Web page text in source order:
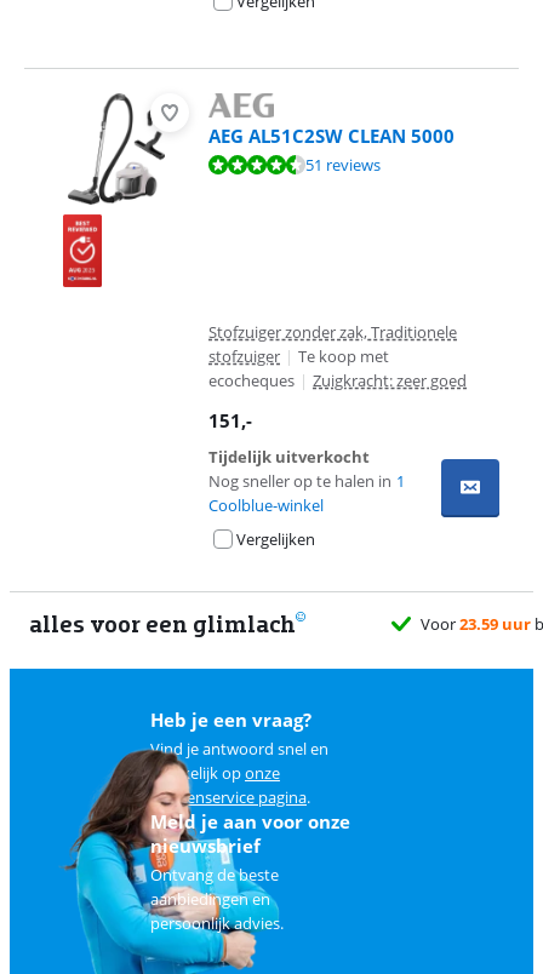
AEG AL51C2SW CLEAN 5000
Beoordeling is 8,6 van de 10, gebaseerd op 51 reviews.
51 reviews
Stofzuiger zonder zak, Traditionele
stofzuiger | Te koop met
ecocheques | Zuigkracht: zeer goed
151,-
Tijdelijk uitverkocht
Nog sneller op te halen in 1
Coolblue-winkel
Vergelijken
alles voor een glimlach
Heb je een vraag?
Vind je antwoord snel en
makkelijk oponze
klantenservice pagina.
Meld je aan voor onze
nieuwsbrief
Ontvang de beste
aanbiedingen en
persoonlijk advies.